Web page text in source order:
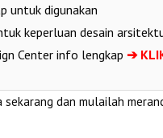
untuk digunakan
keperluan desain
Center info lengkap ➔
dan mulailah